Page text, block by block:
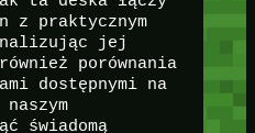
z praktycznym
jej
porównania
dostępnymi na
świadomą